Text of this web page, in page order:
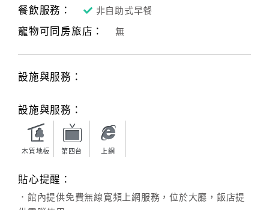
客
絡
線
客
餐飲服務： 非自助式早餐
寵物可同房旅店： 無
設施與服務：
設施與服務：
木質地板 第四台 上網
貼心提醒：
．館內提供免費無線寬頻上網服務，位於大廳，飯店提